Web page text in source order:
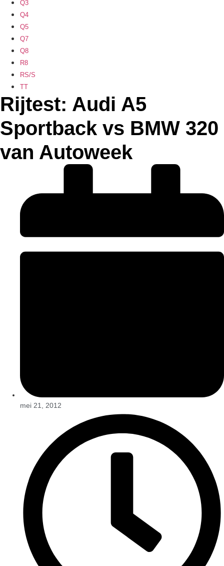
Q3
Q4
Q5
Q7
Q8
R8
RS/S
TT
Rijtest: Audi A5
Sportback vs BMW 320
van Autoweek
mei 21, 2012